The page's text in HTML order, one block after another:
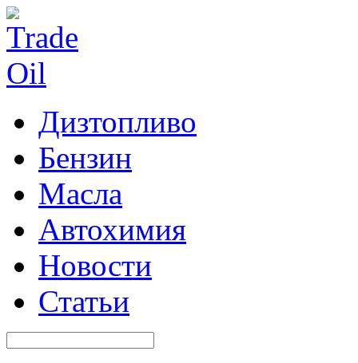
Дизтопливо
Бензин
Масла
Автохимия
Новости
Статьи